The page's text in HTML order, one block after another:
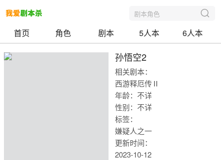
剧本角色
首页 角色 剧本 5人本 6人本
孙悟空2
相关剧本：
西游释厄传Ⅱ
年龄：不详
性别：不详
标签：
嫌疑人之一
更新时间：
2023-10-12